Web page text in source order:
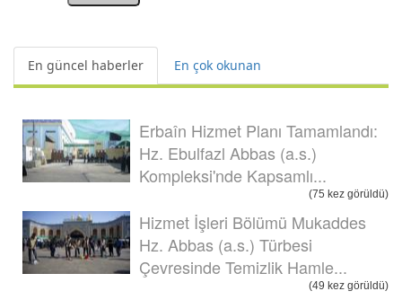
En güncel haberler En çok okunan
Erbaîn Hizmet Planı Tamamlandı:
Hz. Ebulfazl Abbas (a.s.)
Kompleksi'nde Kapsamlı...
(75 kez görüldü)
Hizmet İşleri Bölümü Mukaddes
Hz. Abbas (a.s.) Türbesi
Çevresinde Temizlik Hamle...
(49 kez görüldü)